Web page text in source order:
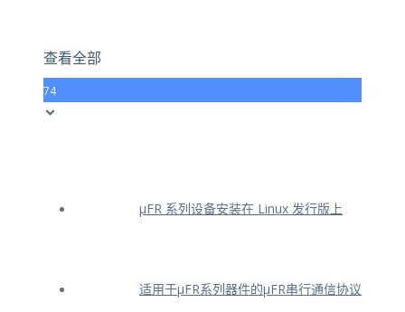
查看全部
74
μFR 系列设备安装在 Linux 发行版上
适用于μFR系列器件的μFR串行通信协议